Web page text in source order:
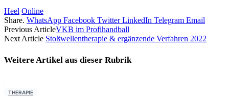
Heel Online
Share. WhatsApp Facebook Twitter LinkedIn Telegram Email
Previous ArticleVKB im Profihandball
Next Article Stoßwellentherapie & ergänzende Verfahren 2022
Weitere Artikel aus dieser Rubrik
THERAPIE